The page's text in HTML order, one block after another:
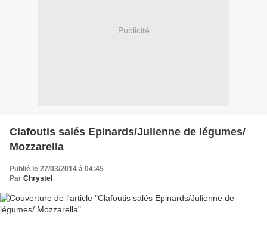
Publicité
Clafoutis salés Epinards/Julienne de légumes/
Mozzarella
Publié le 27/03/2014 à 04:45
Par Chrystel